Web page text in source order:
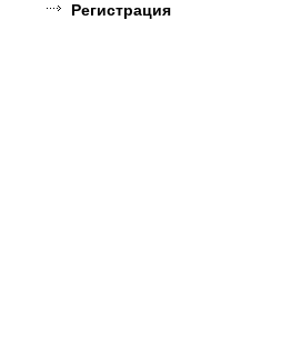
Регистрация